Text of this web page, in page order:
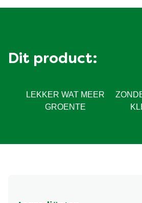
Dit product:
LEKKER WAT MEER
GROENTE